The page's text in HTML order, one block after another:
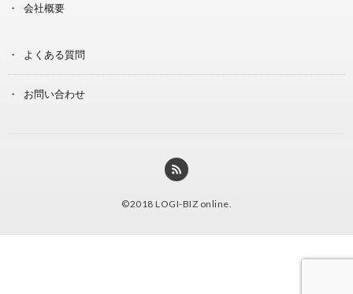
会社概要
よくある質問
お問い合わせ
©2018 LOGI-BIZ online.